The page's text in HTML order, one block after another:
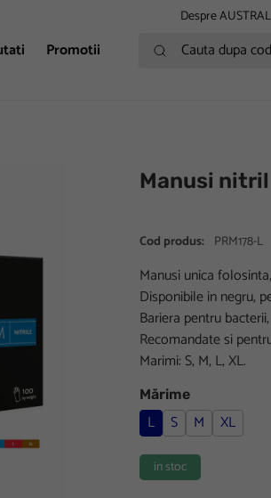
Despre AUSTRAL
Promotii Cauta dupa cod sau
Manusi
Cod produs: PRM178-L
Manusi unica
Disponibile in negru,
Bariera pentru
Recomandate si
Marimi: S, M, L, XL.
Mărime
L S M XL
in stoc